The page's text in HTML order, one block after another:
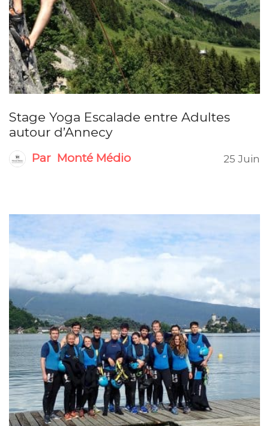
Stage Yoga Escalade entre Adultes
autour d’Annecy
Par Monté Médio 25 Juin